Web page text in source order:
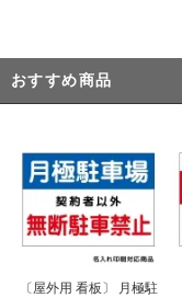
おすすめ商品
〔屋外用 看板〕 月極駐